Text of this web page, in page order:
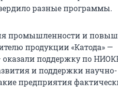
разные программы.
промышленности и
продукции «Катода» —
оказали поддержку по
и поддержки научно-
предприятия